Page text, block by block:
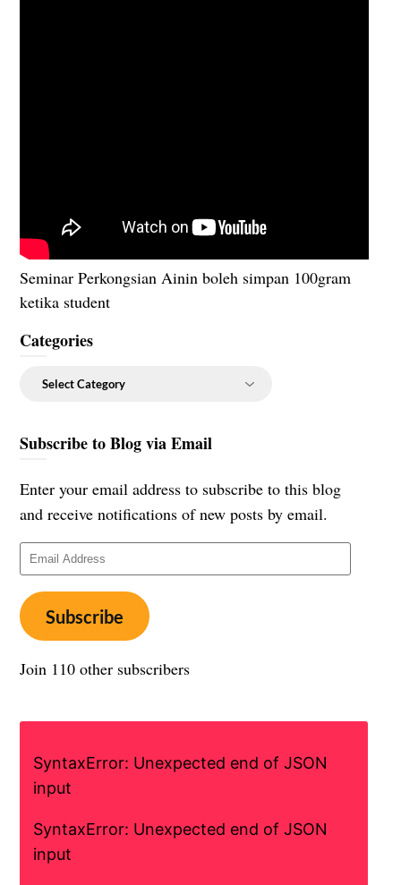
Seminar Perkongsian Ainin boleh simpan 100gram
ketika student
Categories
Categories
Subscribe to Blog via Email
Enter your email address to subscribe to this blog
and receive notifications of new posts by email.
Email
Address
Subscribe
Join 110 other subscribers
SyntaxError: Unexpected end of JSON
input
SyntaxError: Unexpected end of JSON
input